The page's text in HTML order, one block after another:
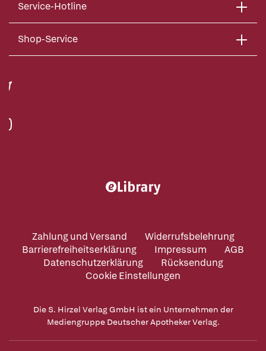
Service-Hotline
Shop-Service
Zahlung und Versand
Widerrufsbelehrung
Barrierefreiheitserklärung
Impressum
AGB
Datenschutzerklärung
Rücksendung
Cookie Einstellungen
Die S. Hirzel Verlag GmbH ist ein Unternehmen der
Mediengruppe Deutscher Apotheker Verlag.